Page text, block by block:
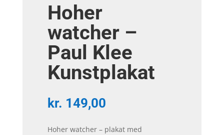
Hoher
watcher –
Paul Klee
Kunstplakat
kr. 149,00
Hoher watcher – plakat med